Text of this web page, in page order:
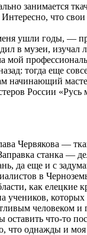
занимается
что
ушли годы, —
в музеи, изучал
мой
тогда еще
начинающий
России «Русь
Червякова —
станка —
да еще и с
в
как елецкие
учеников,
человеком
что-то
что однажды и